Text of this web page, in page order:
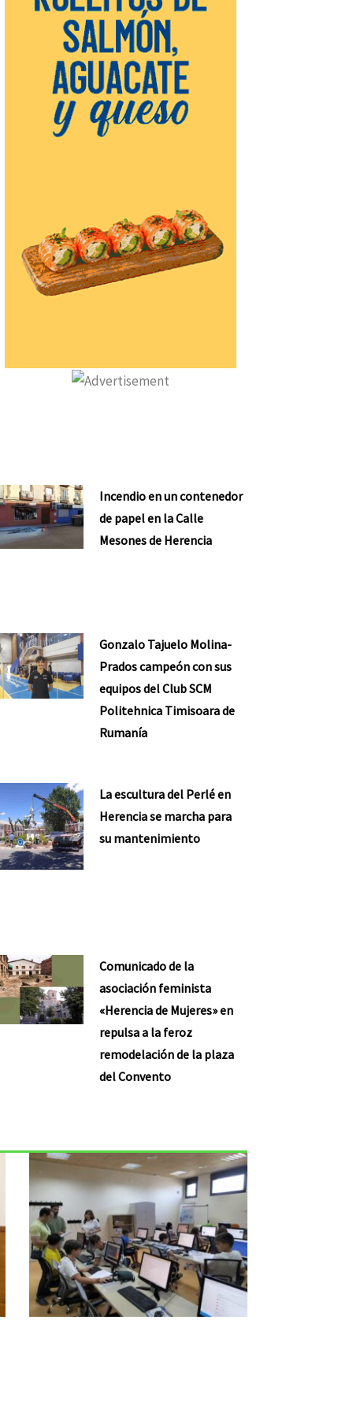
Incendio en un contenedor
de papel en la Calle
Mesones de Herencia
Gonzalo Tajuelo Molina-
Prados campeón con sus
equipos del Club SCM
Politehnica Timisoara de
Rumanía
La escultura del Perlé en
Herencia se marcha para
su mantenimiento
Comunicado de la
asociación feminista
«Herencia de Mujeres» en
repulsa a la feroz
remodelación de la plaza
del Convento